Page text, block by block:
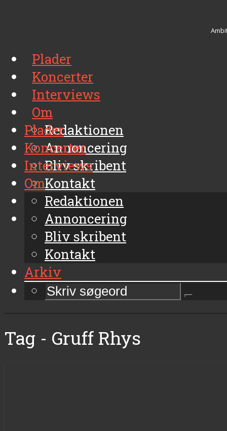
Plader
Koncerter
Interviews
Om
Redaktionen
Annoncering
Bliv skribent
Kontakt
Arkiv
Plader
Koncerter
Interviews
Om
Redaktionen
Annoncering
Bliv skribent
Kontakt
Arkiv
Tag - Gruff Rhys